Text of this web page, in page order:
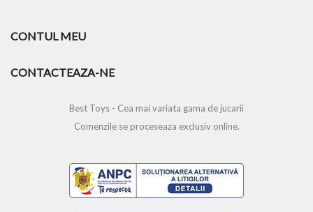
CONTUL MEU
CONTACTEAZA-NE
Best Toys - Cea mai variata gama de jucarii
Comenzile se proceseaza exclusiv online.